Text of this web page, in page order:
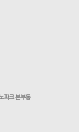
파크 본부동